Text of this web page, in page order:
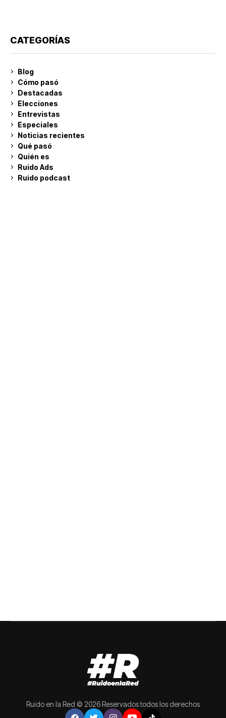
CATEGORÍAS
Blog
Cómo pasó
Destacadas
Elecciones
Entrevistas
Especiales
Noticias recientes
Qué pasó
Quién es
Ruido Ads
Ruido podcast
Ruido en la Red © 2026 Reservados todos los derechos